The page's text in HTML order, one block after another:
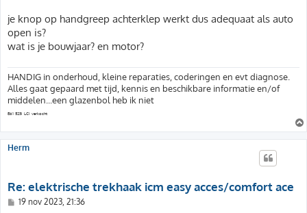
je knop op handgreep achterklep werkt dus adequaat als auto
open is?
wat is je bouwjaar? en motor?
HANDIG in onderhoud, kleine reparaties, coderingen en evt diagnose.
Alles gaat gepaard met tijd, kennis en beschikbare informatie en/of
middelen...een glazenbol heb ik niet
E61 523i LCI verkocht
Herm
Re: elektrische trekhaak icm easy acces/comfort ace
B19 nov 2023, 21:36